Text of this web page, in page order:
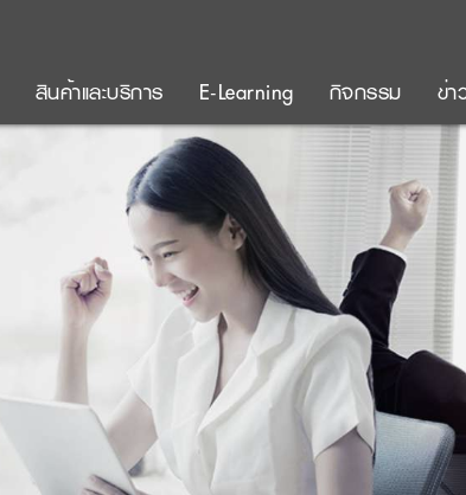
สินค้าและบริการ E-Learning กิจกรรม ข่า